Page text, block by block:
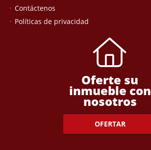
Contáctenos
Políticas de privacidad
Oferte su
inmueble con
nosotros
OFERTAR